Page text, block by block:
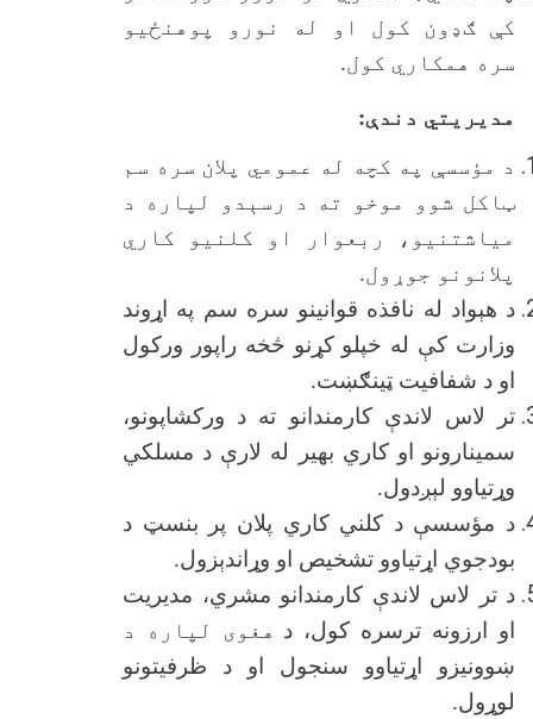
کې ګډون کول او له نورو پوهنځیو
سره همکاري کول.
مدیریتي دندې:
د مؤسسې په کچه له عمومي پلان سره سم
ټاکل شوو موخو ته د رسېدو لپاره د
میاشتنيو، ربعوار او کلنيو کاري
پلانونو جوړول.
د هېواد له نافذه قوانینو سره سم په اړوند
وزارت کې له خپلو کړنو څخه راپور ورکول
او د شفافیت ټینګښت.
تر لاس لاندې کارمندانو ته د ورکشاپونو،
سمینارونو او کاري بهیر له لارې د مسلکي
وړتیاوو لېږدول.
د مؤسسې د کلني کاري پلان پر بنسټ د
بودجوي اړتیاوو تشخیص او وړاندېزول.
د تر لاس لاندې کارمندانو مشري، مدیریت
او ارزونه ترسره کول، د هغوی لپاره د
ښوونیزو اړتیاوو سنجول او د ظرفیتونو
لوړول.